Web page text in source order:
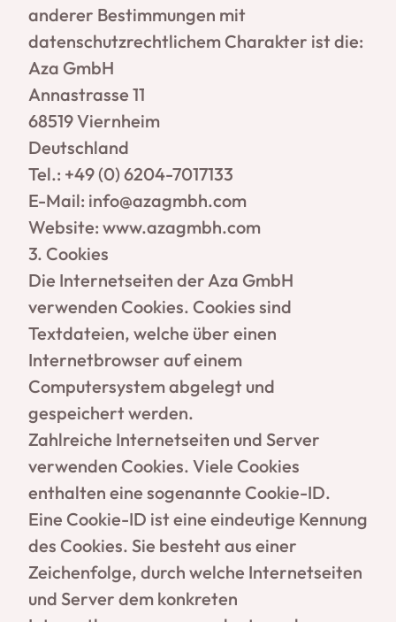
anderer Bestimmungen mit
datenschutzrechtlichem Charakter ist die:
Aza GmbH
Annastrasse 11
68519 Viernheim
Deutschland
Tel.: +49 (0) 6204-7017133
E-Mail: info@azagmbh.com
Website: www.azagmbh.com
3. Cookies
Die Internetseiten der Aza GmbH
verwenden Cookies. Cookies sind
Textdateien, welche über einen
Internetbrowser auf einem
Computersystem abgelegt und
gespeichert werden.
Zahlreiche Internetseiten und Server
verwenden Cookies. Viele Cookies
enthalten eine sogenannte Cookie-ID.
Eine Cookie-ID ist eine eindeutige Kennung
des Cookies. Sie besteht aus einer
Zeichenfolge, durch welche Internetseiten
und Server dem konkreten